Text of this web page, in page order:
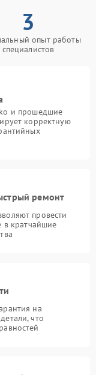
3
опыт работы
специалистов
и прошедшие
корректную
ремонт
провести
в кратчайшие
на
что